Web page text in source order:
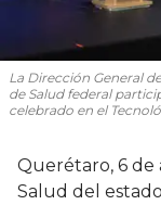
La Dirección General
de Salud federal
celebrado en el
Querétaro, 6 de
Salud del